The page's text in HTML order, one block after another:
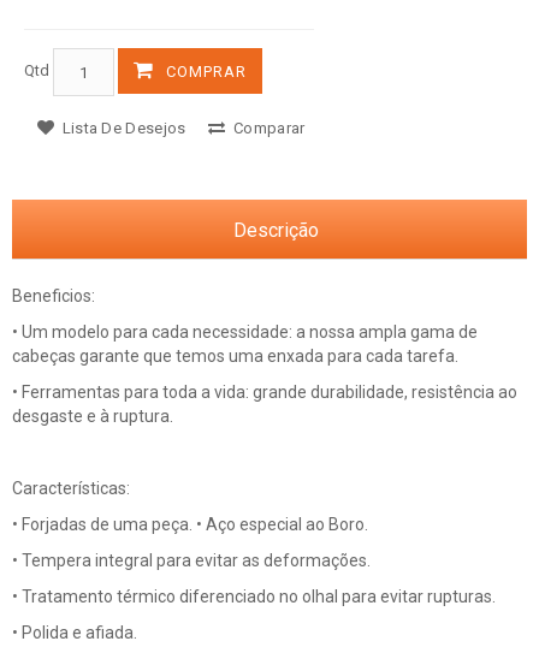
Qtd COMPRAR
Lista De Desejos Comparar
Descrição
Beneficios:
• Um modelo para cada necessidade: a nossa ampla gama de
cabeças garante que temos uma enxada para cada tarefa.
• Ferramentas para toda a vida: grande durabilidade, resistência ao
desgaste e à ruptura.
Características:
• Forjadas de uma peça. • Aço especial ao Boro.
• Tempera integral para evitar as deformações.
• Tratamento térmico diferenciado no olhal para evitar rupturas.
• Polida e afiada.